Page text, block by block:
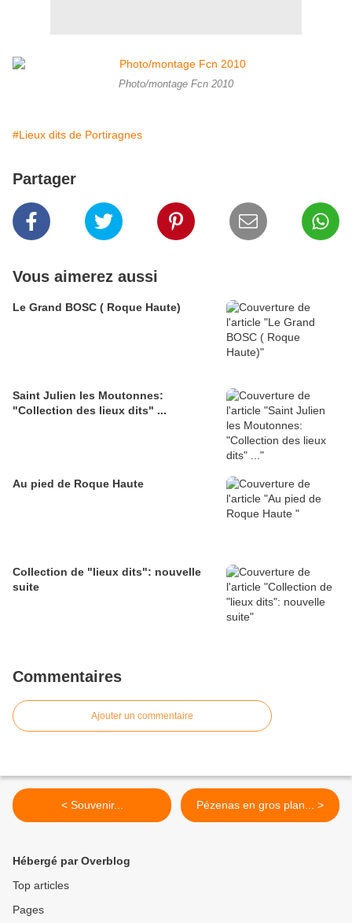
Photo/montage Fcn 2010
#Lieux dits de Portiragnes
Partager
Vous aimerez aussi
Le Grand BOSC ( Roque Haute)
Saint Julien les Moutonnes:
"Collection des lieux dits" ...
Au pied de Roque Haute
Collection de "lieux dits": nouvelle
suite
Commentaires
Ajouter un commentaire
< Souvenir... Pézenas en gros plan... >
Hébergé par Overblog
Top articles
Pages